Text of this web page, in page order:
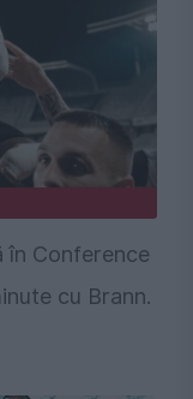
în Conference
cu Brann.